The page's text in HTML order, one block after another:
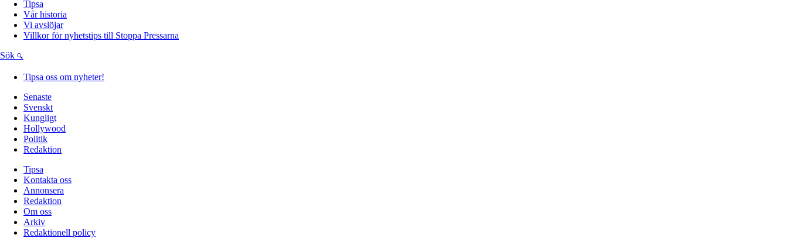
Tipsa
Vår historia
Vi avslöjar
Villkor för nyhetstips till Stoppa Pressarna
Sök
Tipsa oss om nyheter!
Senaste
Svenskt
Kungligt
Hollywood
Politik
Redaktion
Tipsa
Kontakta oss
Annonsera
Redaktion
Om oss
Arkiv
Redaktionell policy